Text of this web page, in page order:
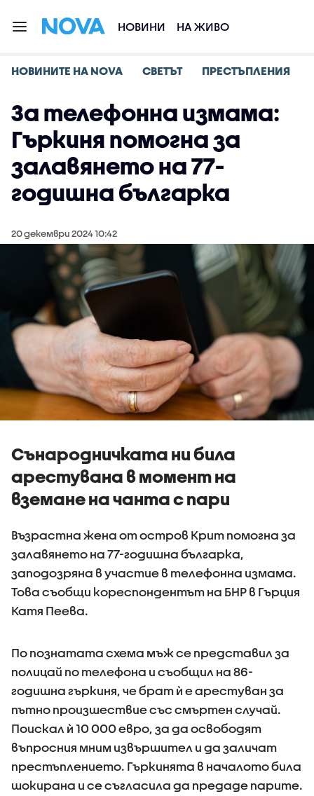
НОВИНИ НА ЖИВО
НОВИНИТЕ НА NOVA СВЕТЪТ ПРЕСТЪПЛЕНИЯ
За телефонна измама:
Гъркиня помогна за
залавянето на 77-
годишна българка
20 декември 2024 10:42
Сънародничката ни била
арестувана в момент на
вземане на чанта с пари
Възрастна жена от остров Крит помогна за
залавянето на 77-годишна българка,
заподозряна в участие в телефонна измама.
Това съобщи кореспондентът на БНР в Гърция
Катя Пеева.
По познатата схема мъж се представил за
полицай по телефона и съобщил на 86-
годишна гъркиня, че брат ѝ е арестуван за
пътно произшествие със смъртен случай.
Поискал ѝ 10 000 евро, за да освободят
въпросния мним извършител и да заличат
престъплението. Гъркинята в началото била
шокирана и се съгласила да предаде парите.